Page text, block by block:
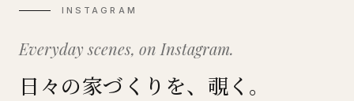
INSTAGRAM
Everyday scenes, on Instagram.
日々の家づくりを、覗く。